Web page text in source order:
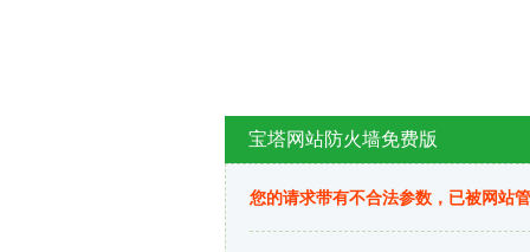
宝塔网站防火墙免费版
您的请求带有不合法参数，已被网站